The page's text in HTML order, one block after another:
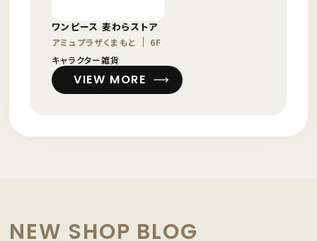
ワンピース 麦わらストア
アミュプラザくまもと
6F
キャラクター雑貨
VIEW MORE
NEW SHOP BLOG